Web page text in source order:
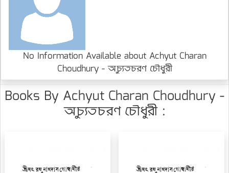
No Information Available about Achyut Charan
Choudhury - অচ্যুতচরণ চৌধুরী
Books By Achyut Charan Choudhury -
অচ্যুতচরণ চৌধুরী :